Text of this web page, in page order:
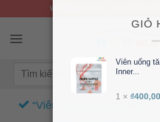
GIỎ
Viên uống
Inner...
1 × ₫
nội
WOWMART.VN | CHUYÊN
Tìm
“Viên uống tăng nội tiết tố